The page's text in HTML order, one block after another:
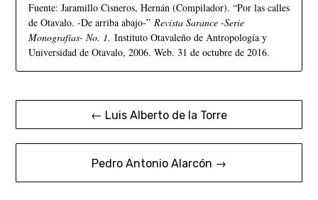
Fuente: Jaramillo Cisneros, Hernán (Compilador). “Por las calles
de Otavalo. -De arriba abajo-” Revista Sarance -Serie
Monografías- No. 1. Instituto Otavaleño de Antropología y
Universidad de Otavalo, 2006. Web. 31 de octubre de 2016.
← Luis Alberto de la Torre
Pedro Antonio Alarcón →